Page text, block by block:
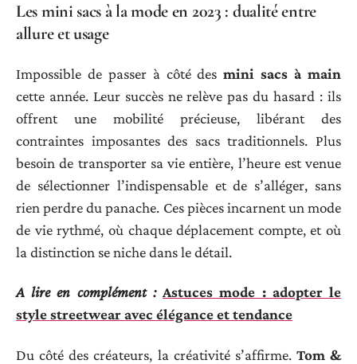
Les mini sacs à la mode en 2023 : dualité entre
allure et usage
Impossible de passer à côté desmini sacs à main
cette année. Leur succès ne relève pas du hasard : ils
offrent une mobilité précieuse, libérant des
contraintes imposantes des sacs traditionnels. Plus
besoin de transporter sa vie entière, l’heure est venue
de sélectionner l’indispensable et de s’alléger, sans
rien perdre du panache. Ces pièces incarnent un mode
de vie rythmé, où chaque déplacement compte, et où
la distinction se niche dans le détail.
A lire en complément : Astuces mode : adopter le
style streetwear avec élégance et tendance
Du côté des créateurs, la créativité s’affirme. Tom &